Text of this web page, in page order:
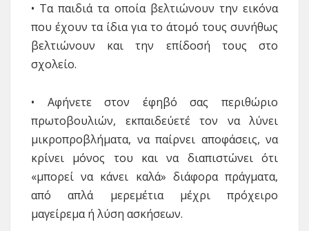
• Τα παιδιά τα οποία βελτιώνουν την εικόνα
που έχουν τα ίδια για το άτομό τους συνήθως
βελτιώνουν και την επίδοσή τους στο
σχολείο.
• Αφήνετε στον έφηβό σας περιθώριο
πρωτοβουλιών, εκπαιδεύετέ τον να λύνει
μικροπροβλήματα, να παίρνει αποφάσεις, να
κρίνει μόνος του και να διαπιστώνει ότι
«μπορεί να κάνει καλά» διάφορα πράγματα,
από απλά μερεμέτια μέχρι πρόχειρο
μαγείρεμα ή λύση ασκήσεων.